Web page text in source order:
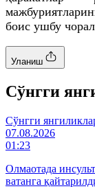
боис ушбу
Уланиш
Cўнгги
Cўнгги
07.08.2026
01:23
Олмаотада
ватанга